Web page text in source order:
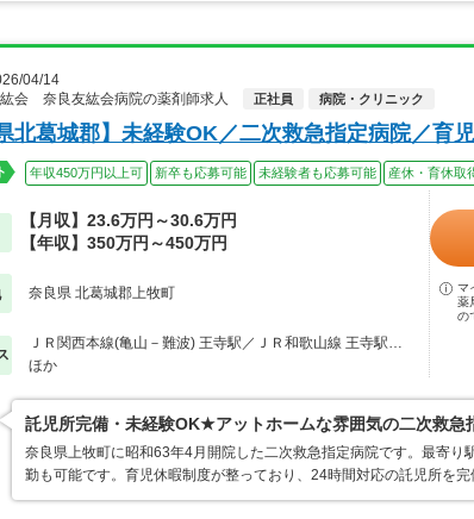
04/14
会 奈良友紘会病院の薬剤師求人
正社員 病院・クリニック
北葛城郡】未経験OK／二次救急指定病院／育
年収450万円以上可 新卒も応募可能 未経験者も応募可能 産休・育休取
【月収】23.6万円～30.6万円
【年収】350万円～450万円
奈良県 北葛城郡上牧町
ＪＲ関西本線(亀山－難波) 王寺駅／ＪＲ和歌山線 王寺駅…
ほか
マ
薬
の
託児所完備・未経験OK★アットホームな雰囲気の二次救急
奈良県上牧町に昭和63年4月開院した二次救急指定病院です。最寄
勤も可能です。育児休暇制度が整っており、24時間対応の託児所を